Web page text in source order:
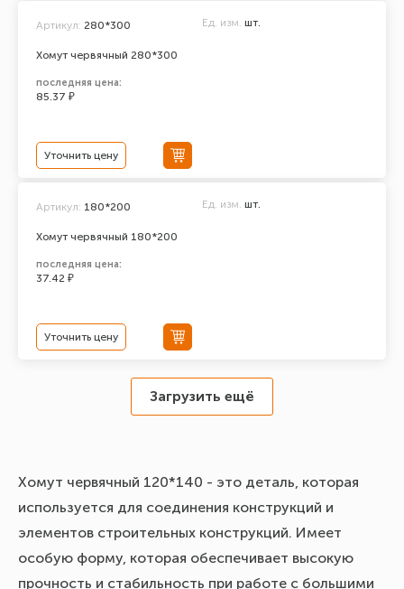
Хомут червячный 280*300
Артикул: 280*300 Ед. изм. шт.
последняя цена:
85.37 ₽
Уточнить цену
Хомут червячный 180*200
Артикул: 180*200 Ед. изм. шт.
последняя цена:
37.42 ₽
Уточнить цену
Загрузить ещё
Хомут червячный 120*140 - это деталь, которая
используется для соединения конструкций и
элементов строительных конструкций. Имеет
особую форму, которая обеспечивает высокую
прочность и стабильность при работе с большими